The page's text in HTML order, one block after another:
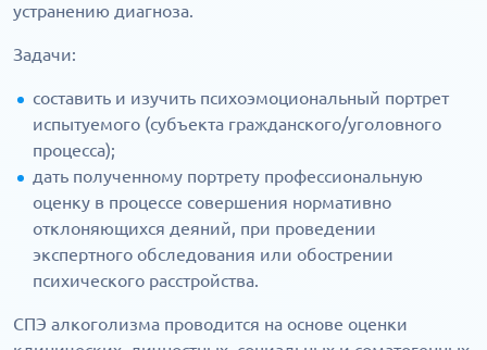
устранению диагноза.
Задачи:
составить и изучить психоэмоциональный портрет
испытуемого (субъекта гражданского/уголовного
процесса);
дать полученному портрету профессиональную
оценку в процессе совершения нормативно
отклоняющихся деяний, при проведении
экспертного обследования или обострении
психического расстройства.
СПЭ алкоголизма проводится на основе оценки